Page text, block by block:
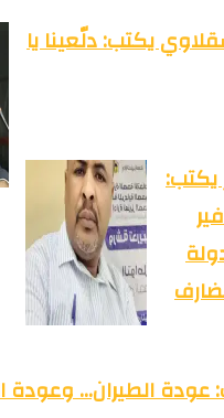
يكتب: دلّعينا يا
الطيران… وعودة